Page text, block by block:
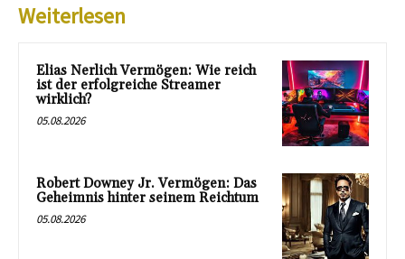
Weiterlesen
Elias Nerlich Vermögen: Wie reich
ist der erfolgreiche Streamer
wirklich?
05.08.2026
Robert Downey Jr. Vermögen: Das
Geheimnis hinter seinem Reichtum
05.08.2026